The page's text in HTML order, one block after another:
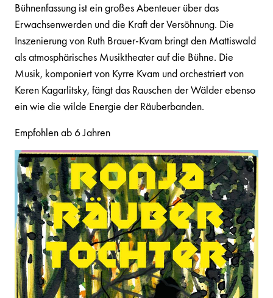
Bühnenfassung ist ein großes Abenteuer über das
Erwachsenwerden und die Kraft der Versöhnung. Die
Inszenierung von Ruth Brauer-Kvam bringt den Mattiswald
als atmosphärisches Musiktheater auf die Bühne. Die
Musik, komponiert von Kyrre Kvam und orchestriert von
Keren Kagarlitsky, fängt das Rauschen der Wälder ebenso
ein wie die wilde Energie der Räuberbanden.
Empfohlen ab 6 Jahren